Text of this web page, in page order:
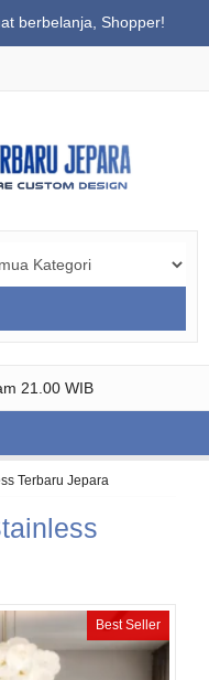
berbelanja, Shopper!
21.00 WIB
Terbaru Jepara
Best Seller